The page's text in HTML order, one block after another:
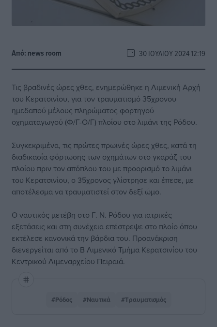
Από: news room 30 ΙΟΥΛΊΟΥ 2024 12:19
Τις βραδινές ώρες χθες, ενημερώθηκε η Λιμενική Αρχή
του Κερατσινίου, για τον τραυματισμό 35χρονου
ημεδαπού μέλους πληρώματος φορτηγού
οχηματαγωγού (Φ/Γ-Ο/Γ) πλοίου στο λιμάνι της Ρόδου.
Συγκεκριμένα, τις πρώτες πρωινές ώρες χθες, κατά τη
διαδικασία φόρτωσης των οχημάτων στο γκαράζ του
πλοίου πριν τον απόπλου του με προορισμό το λιμάνι
του Κερατσινίου, ο 35χρονος γλίστρησε και έπεσε, με
αποτέλεσμα να τραυματιστεί στον δεξί ώμο.
Ο ναυτικός μετέβη στο Γ. Ν. Ρόδου για ιατρικές
εξετάσεις και στη συνέχεια επέστρεψε στο πλοίο όπου
εκτέλεσε κανονικά την βάρδια του. Προανάκριση
διενεργείται από το Β Λιμενικό Τμήμα Κερατσινίου του
Κεντρικού Λιμεναρχείου Πειραιά.
#Ρόδος #Ναυτικά #Τραυματισμός